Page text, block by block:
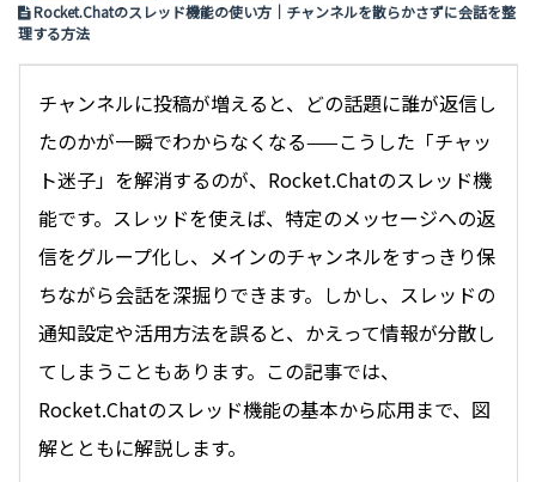
Rocket.Chatのスレッド機能の使い方｜チャンネルを散らかさずに会話を整
理する方法
チャンネルに投稿が増えると、どの話題に誰が返信し
たのかが一瞬でわからなくなる——こうした「チャッ
ト迷子」を解消するのが、Rocket.Chatのスレッド機
能です。スレッドを使えば、特定のメッセージへの返
信をグループ化し、メインのチャンネルをすっきり保
ちながら会話を深掘りできます。しかし、スレッドの
通知設定や活用方法を誤ると、かえって情報が分散し
てしまうこともあります。この記事では、
Rocket.Chatのスレッド機能の基本から応用まで、図
解とともに解説します。